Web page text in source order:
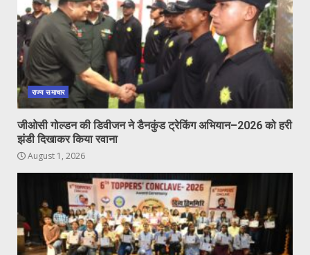
राज्य समाचार
जीओसी गोल्डन की डिवीजन ने डैनकुंड ट्रेकिंग अभियान–2026 को हरी
झंडी दिखाकर किया रवाना
August 1, 2026